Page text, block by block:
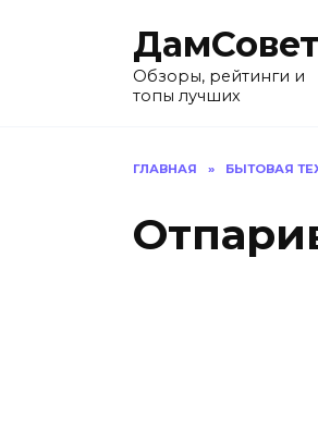
ДамСовет
Обзоры, рейтинги и
топы лучших
ГЛАВНАЯ » БЫТОВАЯ